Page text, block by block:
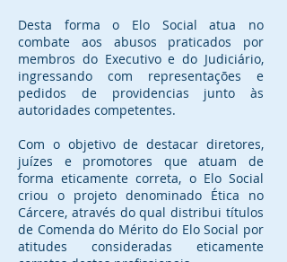
Desta forma o Elo Social atua no
combate aos abusos praticados por
membros do Executivo e do Judiciário,
ingressando com representações e
pedidos de providencias junto às
autoridades competentes.
Com o objetivo de destacar diretores,
juízes e promotores que atuam de
forma eticamente correta, o Elo Social
criou o projeto denominado Ética no
Cárcere, através do qual distribui títulos
de Comenda do Mérito do Elo Social por
atitudes consideradas eticamente